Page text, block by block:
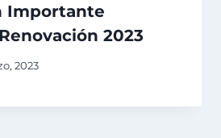
Importante
2023
2023